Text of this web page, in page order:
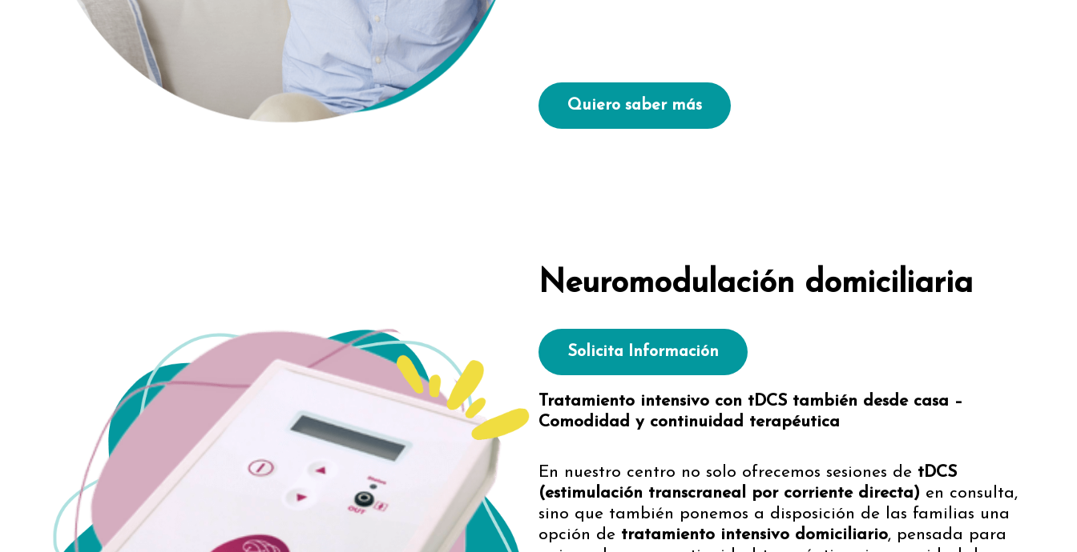
Quiero saber más
Neuromodulación domiciliaria
Solicita Información
Tratamiento intensivo con tDCS también desde casa –
Comodidad y continuidad terapéutica
En nuestro centro no solo ofrecemos sesiones de tDCS
(estimulación transcraneal por corriente directa) en consulta,
sino que también ponemos a disposición de las familias una
opción de tratamiento intensivo domiciliario, pensada para